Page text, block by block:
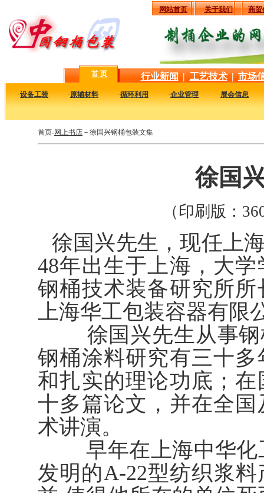
网站首页 关于我们 商贸
首 页 行业新闻 | 工艺技术 | 市场
·设备工装 ·原辅材料 ·循环利用 ·企业管理 ·展会信息
首页-网上书店 －徐国兴钢桶包装文集
徐国
（印刷版：
徐国兴先生，现任上
48年出生于上海，大
钢桶技术装备研究所
上海华工包装容器有限
徐国兴先生从事钢
钢桶涂料研究有三十
和扎实的理论功底；
十多篇论文，并在全
术讲演。
早年在上海中华化
发明的A-22型纺织浆